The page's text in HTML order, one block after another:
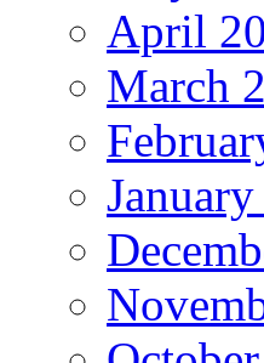
April
March